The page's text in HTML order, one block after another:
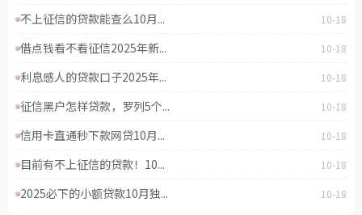
不上征信的贷款能查么10月... 10-18
借点钱看不看征信2025年新... 10-18
利息感人的贷款口子2025年... 10-18
征信黑户怎样贷款，罗列5个... 10-18
信用卡直通秒下款网贷10月... 10-18
目前有不上征信的贷款！10... 10-18
2025必下的小额贷款10月独... 10-18